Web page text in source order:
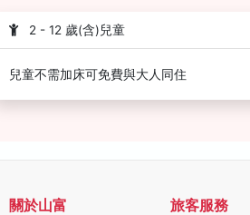
2 - 12 歲(含)兒童
兒童不需加床可免費與大人同住
關於山富 旅客服務